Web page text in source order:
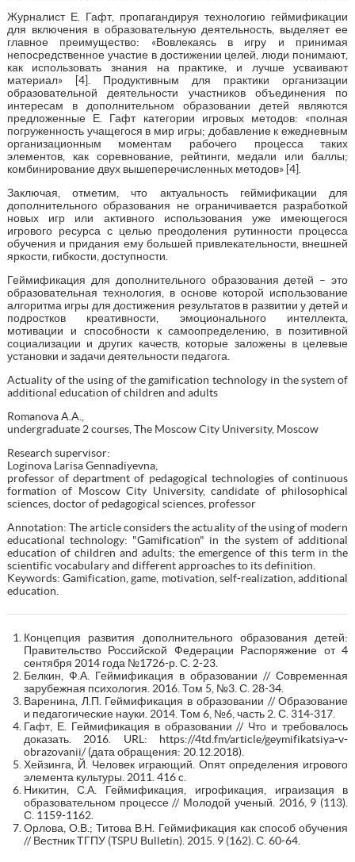
Журналист Е. Гафт, пропагандируя технологию геймификации
для включения в образовательную деятельность, выделяет ее
главное преимущество: «Вовлекаясь в игру и принимая
непосредственное участие в достижении целей, люди понимают,
как использовать знания на практике, и лучше усваивают
материал» [4]. Продуктивным для практики организации
образовательной деятельности участников объединения по
интересам в дополнительном образовании детей являются
предложенные Е. Гафт категории игровых методов: «полная
погруженность учащегося в мир игры; добавление к ежедневным
организационным моментам рабочего процесса таких
элементов, как соревнование, рейтинги, медали или баллы;
комбинирование двух вышеперечисленных методов» [4].
Заключая, отметим, что актуальность геймификации для
дополнительного образования не ограничивается разработкой
новых игр или активного использования уже имеющегося
игрового ресурса с целью преодоления рутинности процесса
обучения и придания ему большей привлекательности, внешней
яркости, гибкости, доступности.
Геймификация для дополнительного образования детей – это
образовательная технология, в основе которой использование
алгоритма игры для достижения результатов в развитии у детей и
подростков креативности, эмоционального интеллекта,
мотивации и способности к самоопределению, в позитивной
социализации и других качеств, которые заложены в целевые
установки и задачи деятельности педагога.
Actuality of the using of the gamification technology in the system of
additional education of children and adults
Romanova A.A.,
undergraduate 2 courses, The Moscow City University, Moscow
Research supervisor:
Loginova Larisa Gennadiyevna,
professor of department of pedagogical technologies of continuous
formation of Moscow City University, candidate of philosophical
sciences, doctor of pedagogical sciences, professor
Annotation: The article considers the actuality of the using of modern
educational technology: "Gamification" in the system of additional
education of children and adults; the emergence of this term in the
scientific vocabulary and different approaches to its definition.
Keywords: Gamification, game, motivation, self-realization, additional
education.
Концепция развития дополнительного образования детей:
Правительство Российской Федерации Распоряжение от 4
сентября 2014 года №1726-р. С. 2-23.
Белкин, Ф.А. Геймификация в образовании // Современная
зарубежная психология. 2016. Том 5, №3. С. 28-34.
Варенина, Л.П. Геймификация в образовании // Образование
и педагогические науки. 2014. Том 6, №6, часть 2. С. 314-317.
Гафт, Е. Геймификация в образовании // Что и требовалось
доказать. 2016. URL: https://4td.fm/article/geymifikatsiya-v-
obrazovanii/ (дата обращения: 20.12.2018).
Хейзинга, Й. Человек играющий. Опят определения игрового
элемента культуры. 2011. 416 c.
Никитин, С.А. Геймификация, игрофикация, играизация в
образовательном процессе // Молодой ученый. 2016, 9 (113).
С. 1159-1162.
Орлова, О.В.; Титова В.Н. Геймификация как способ обучения
// Вестник ТГПУ (TSPU Bulletin). 2015. 9 (162). С. 60-64.